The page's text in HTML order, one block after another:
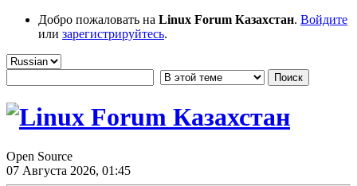
Добро пожаловать на Linux Forum Казахстан. Войдите
или зарегистрируйтесь.
Open Source
07 Августа 2026, 01:45